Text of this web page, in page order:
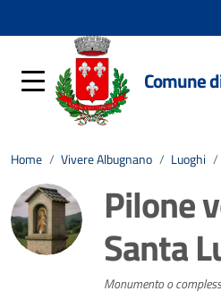
Comune
Home / Vivere Albugnano / Luoghi /
Pilone
Santa
Monumento o